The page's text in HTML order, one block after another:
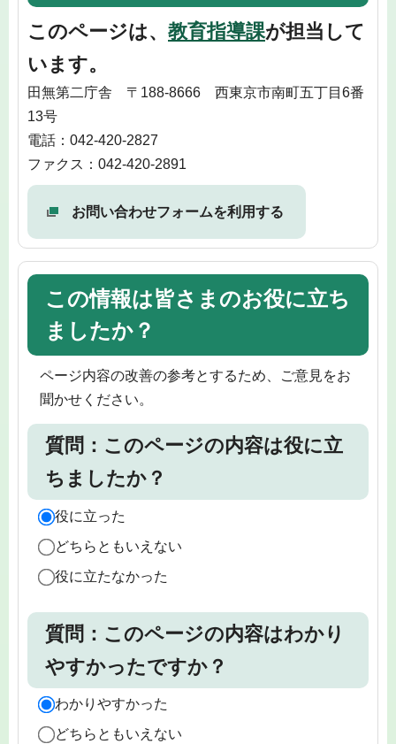
このページは、 教育指導課が担当して
います。
田無第二庁舎 〒188-8666 西東京市南町五丁目6番
13号
電話：042-420-2827
ファクス：042-420-2891
お問い合わせフォームを利用する
この情報は皆さまのお役に立ち
ましたか？
ページ内容の改善の参考とするため、ご意見をお
聞かせください。
質問：このページの内容は役に立
ちましたか？
役に立った
どちらともいえない
役に立たなかった
質問：このページの内容はわかり
やすかったですか？
わかりやすかった
どちらともいえない